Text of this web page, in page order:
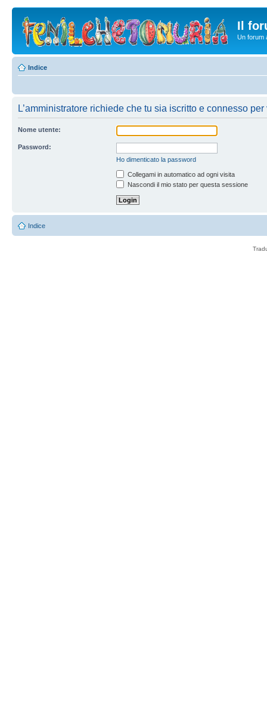
Il
Un forum
Indice
L’amministratore richiede che tu sia iscritto e connesso
Nome utente:
Password:
Ho dimenticato la password
Collegami in automatico ad ogni visita
Nascondi il mio stato per questa sessione
Indice